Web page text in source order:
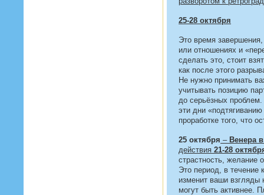
25-28 октября
Это время
или отношениях и
сделать это, стоит
как после этого
Не нужно принимать
учитывать позицию
до серьёзных проблем.
эти дни
проработке того, что
25 октября – Венера
действия 21-28
страстность, желание
Это период, в течение
изменит ваши
могут быть активнее.